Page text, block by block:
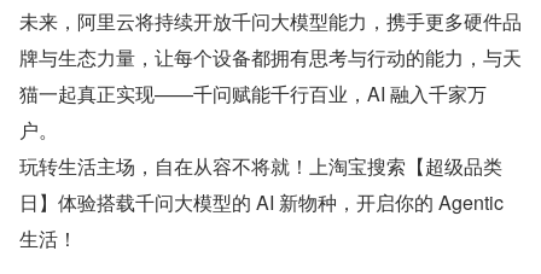
未来，阿里云将持续开放千问大模型能力，携手更多硬件品
牌与生态力量，让每个设备都拥有思考与行动的能力，与天
猫一起真正实现——千问赋能千行百业，AI 融入千家万
户。
玩转生活主场，自在从容不将就！上淘宝搜索【超级品类
日】体验搭载千问大模型的 AI 新物种，开启你的 Agentic
生活！